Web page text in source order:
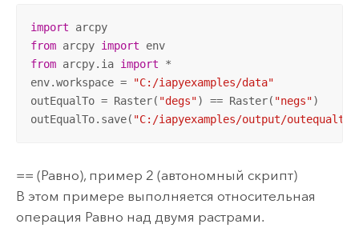
import
arcpy
from arcpy import
env
from arcpy.ia import *
env.workspace =
"C:/iapyexamples/data"
outEqualTo = Raster( "degs") == Raster( "negs")
outEqualTo.save( "C:/iapyexamples/output/
== (Равно), пример 2 (автономный скрипт)
В этом примере выполняется относительная
операция Равно над двумя растрами.